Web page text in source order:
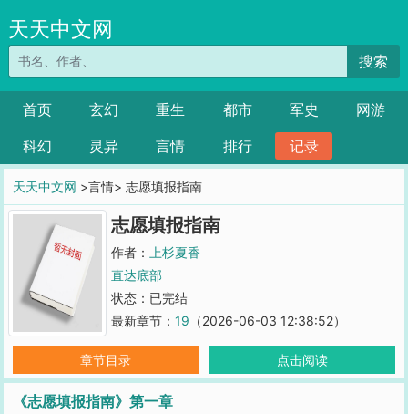
天天中文网
搜索
首页 玄幻 重生 都市 军史
网游
科幻
灵异 言情 排行 记录
天天中文网 >言情> 志愿填报指南
志愿填报指南
作者：
上杉夏香
直达底部
状态：已完结
最新章节： 19 （2026-06-03 12:38:52）
章节目录 点击阅读
《志愿填报指南》第一章